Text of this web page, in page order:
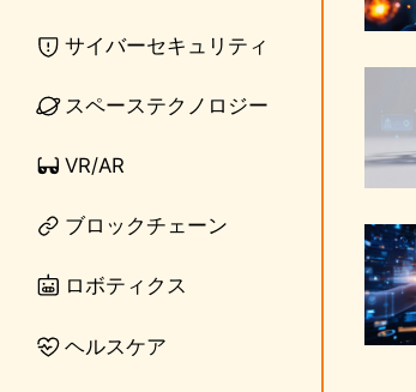
サイバーセキュリティ
スペーステクノロジー
VR/AR
ブロックチェーン
ロボティクス
ヘルスケア